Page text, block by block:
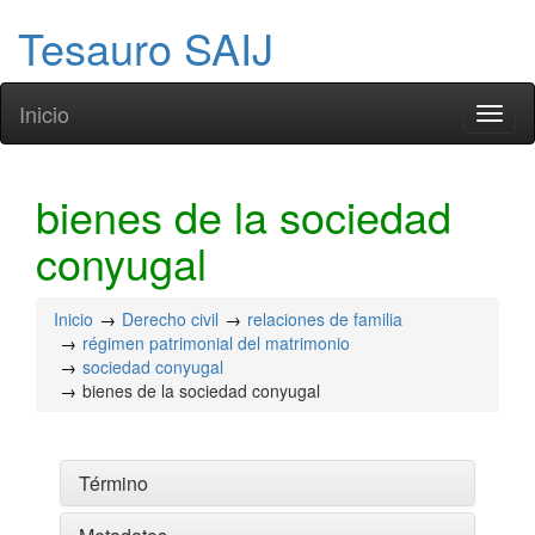
Tesauro SAIJ
Inicio
bienes de la sociedad
conyugal
Inicio Derecho civil
relaciones de familia
régimen patrimonial del matrimonio
sociedad conyugal
bienes de la sociedad conyugal
Término